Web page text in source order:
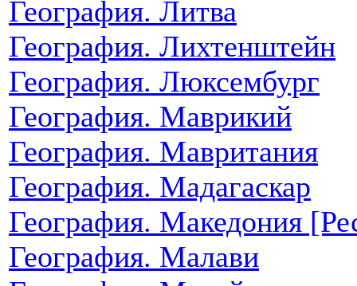
География. Литва
География. Лихтенштейн
География. Люксембург
География. Маврикий
География. Мавритания
География. Мадагаскар
География. Македония
География. Малави